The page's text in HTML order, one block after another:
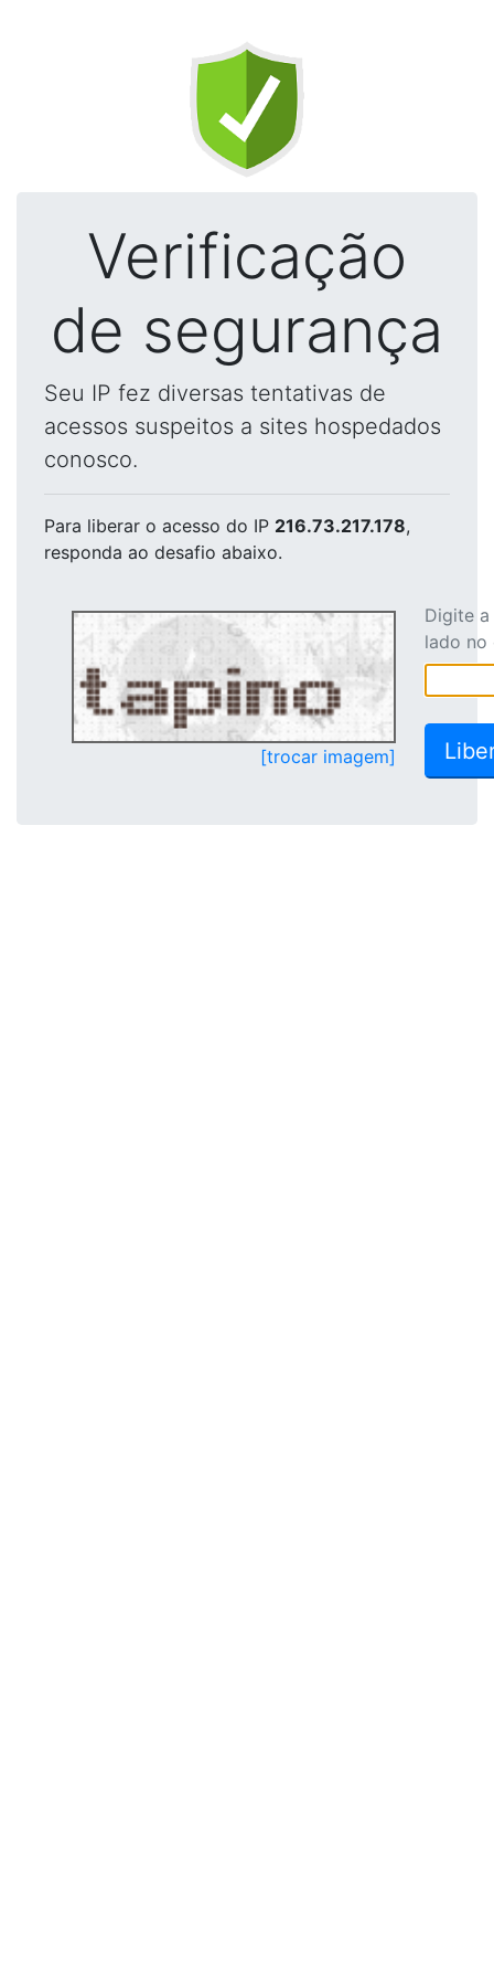
Verificação
de segurança
Seu IP fez diversas tentativas de
acessos suspeitos a sites hospedados
conosco.
Para liberar o acesso do IP 216.73.217.178,
responda ao desafio abaixo.
[trocar imagem]
Digite
lado no